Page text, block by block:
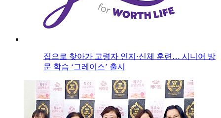
집으로 찾아가 고령자 인지·신체 훈련… 시니어 방
문 학습 ‘그레이스’ 출시